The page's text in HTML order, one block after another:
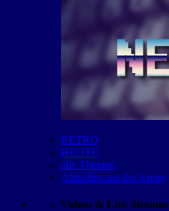
RETRO
HEUTE
alle Themen
Aktuelles aus der Szene
Videos & Live Streams